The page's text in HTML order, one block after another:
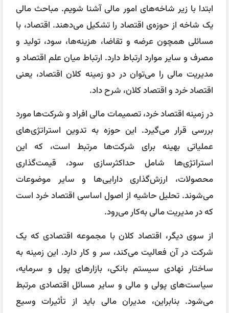
ابتدا با زیر شاخه‌های امور مالی آشنا شویم. مباحث مالی
یک شاخه از حوزه‌ی اقتصاد را تشکیل می‌دهند. اقتصاد، با
مسائلی همچون عرضه و تقاضا، هزینه‌ها، سود، تولید و
مصرف و سایر موارد ارتباط دارد. ارتباط میان علم اقتصاد و
مدیریت مالی را می‌توان در دو زمینه کلان اقتصاد، یعنی
اقتصاد خرد و اقتصاد کلان، شرح داد.
در زمینه اقتصاد خرد، تصمیمات مالی افراد و شرکت‌ها مورد
بررسی قرار می‌گیرد. این حوزه به تدوین استراتژی‌های
عملیاتی بهینه برای شرکت‌ها مرتبط است، که این
استراتژی‌ها شامل حداکثرسازی سود، قیمت‌گذاری
محصولات، ارزش‌گذاری دارایی‌ها و سایر موضوعات
می‌شوند. تحلیل حاشیه از اصول اساسی اقتصاد خرد است
که در مدیریت مالی به‌کار می‌رود.
از سوی دیگر، اقتصاد کلان با مجموعه اقتصادی که یک
شرکت در آن فعالیت می‌کند، سر و کار دارد. این زمینه به
ساختار نهادی سیستم بانکی، بازارهای پول و سرمایه،
سیاست‌های پولی و مالی و سایر مسائل اقتصادی مرتبط
می‌شود. بنابراین، مدیران مالی باید از تأثیرات وسیع